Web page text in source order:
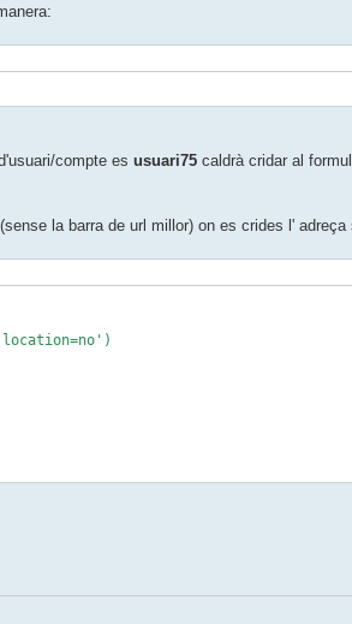
compte es usuari75 caldrà cridar al
la barra de url millor) on es crides l' adreça